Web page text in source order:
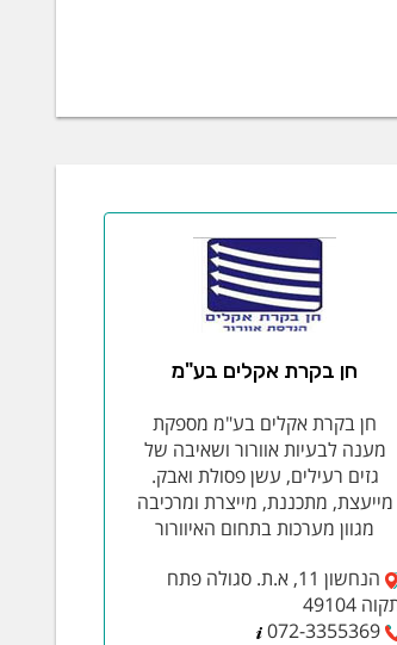
הסביבה קיבלה תפנית ומקיפה
השמירה על איכות הסביבה בעסקים
מטרה.
להלן מספר דוגמאות:
במערכות סינון וקירור מים
- משמש לניקוי והמסת שומנים, ליכלוך
ומתכות למינהם.
לניקוי שאריות גריז, מזוט, דיו,
חן בקרת אקלים בע"מ
חן בקרת אקלים בע"מ מספקת
מענה לבעיות אוורור ושאיבה של
גזים רעילים, עשן פסולת ואבק.
מייעצת, מתכננת, מייצרת ומרכיבה
מגוון מערכות בתחום האיוורור
הנחשון 11, א.ת. סגולה פתח
49104
072-3355369